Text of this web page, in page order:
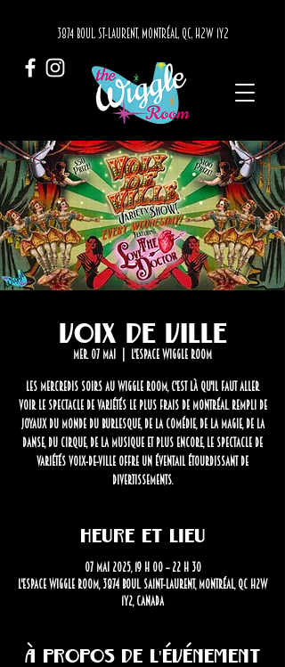
3874 BOUL. ST-LAURENT, MONTRÉAL, QC, H2W 1Y2
Voix de Ville
mer. 07 mai L'Espace Wiggle Room
Les mercredis soirs au Wiggle Room, c'est là qu'il faut aller
voir le spectacle de variétés le plus frais de Montréal. Rempli de
joyaux du monde du burlesque, de la comédie, de la magie, de la
danse, du cirque, de la musique et plus encore, le spectacle de
variétés Voix-de-Ville offre un éventail étourdissant de
divertissements.
Heure et lieu
07 mai 2025, 19 h 00 – 22 h 30
L'Espace Wiggle Room, 3874 Boul. Saint-Laurent, Montréal, QC H2W
1Y2, Canada
À propos de l'événement